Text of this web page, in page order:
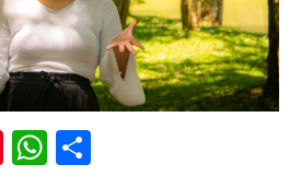
Pinterest
WhatsApp